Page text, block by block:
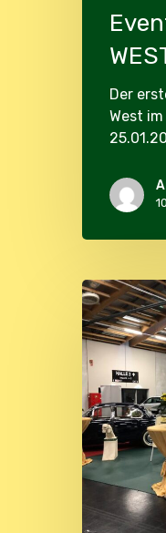
Der
West
Classic
Expo
Salzburg
2023